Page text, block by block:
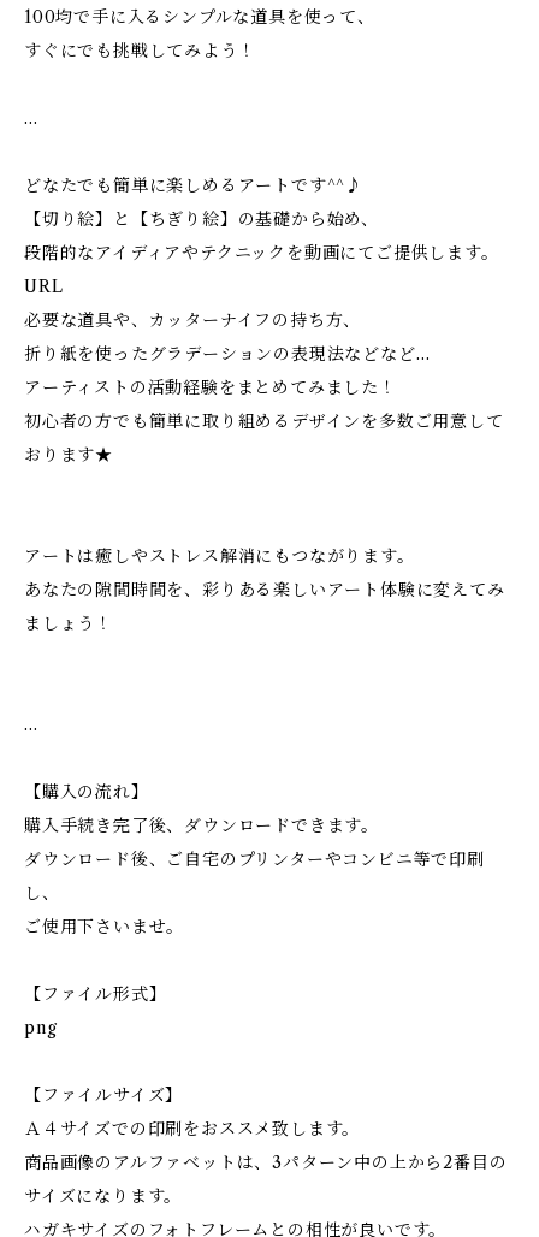
100均で手に入るシンプルな道具を使って、
すぐにでも挑戦してみよう！
…
どなたでも簡単に楽しめるアートです^^♪
【切り絵】と【ちぎり絵】の基礎から始め、
段階的なアイディアやテクニックを動画にてご提供します。
URL
必要な道具や、カッターナイフの持ち方、
折り紙を使ったグラデーションの表現法などなど…
アーティストの活動経験をまとめてみました！
初心者の方でも簡単に取り組めるデザインを多数ご用意して
おります★
アートは癒しやストレス解消にもつながります。
あなたの隙間時間を、彩りある楽しいアート体験に変えてみ
ましょう！
…
【購入の流れ】
購入手続き完了後、ダウンロードできます。
ダウンロード後、ご自宅のプリンターやコンビニ等で印刷
し、
ご使用下さいませ。
【ファイル形式】
png
【ファイルサイズ】
Ａ４サイズでの印刷をおススメ致します。
商品画像のアルファベットは、3パターン中の上から2番目の
サイズになります。
ハガキサイズのフォトフレームとの相性が良いです。